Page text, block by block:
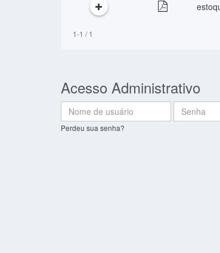
1-1 / 1
Acesso Administrativo
Nome
de
usuário:
Senha:
Perdeu sua senha?